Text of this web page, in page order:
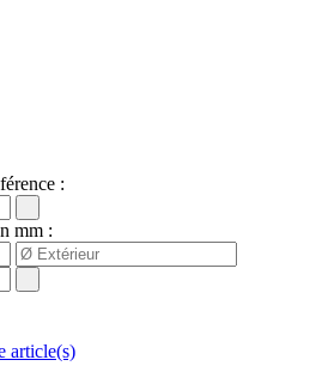
:
mm :
article(s)